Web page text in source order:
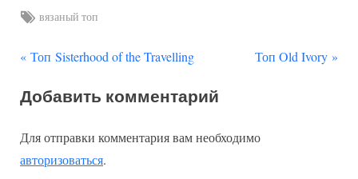
Tags:
вязаный топ
Навигация
по
записям
П
е
ы
д
Топ Sisterhood of the Travelling
С
у
Топ Old Ivory
Добавить комментарий
Для отправки комментария вам необходимо
авторизоваться.